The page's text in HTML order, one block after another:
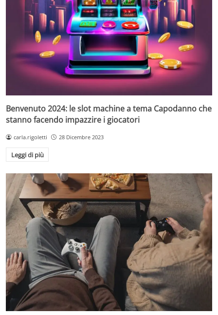
Benvenuto 2024: le slot machine a tema Capodanno che
stanno facendo impazzire i giocatori
carla.rigoletti 28 Dicembre 2023
Leggi di più